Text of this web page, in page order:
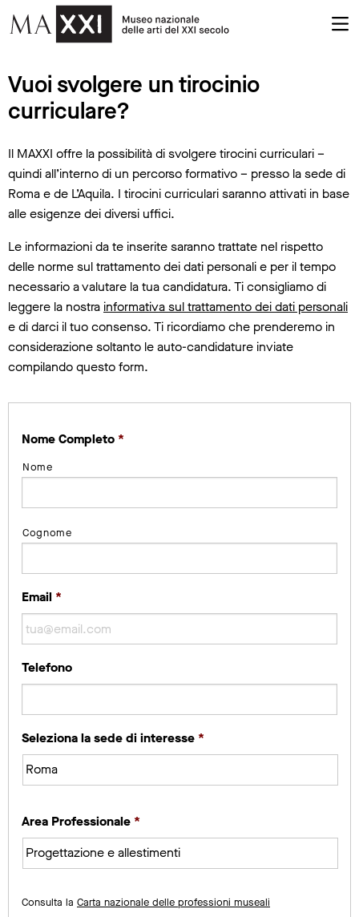
Vuoi svolgere un tirocinio
curriculare?
Il MAXXI offre la possibilità di svolgere tirocini curriculari –
quindi all’interno di un percorso formativo – presso la sede di
Roma e de L’Aquila. I tirocini curriculari saranno attivati in base
alle esigenze dei diversi uffici.
Le informazioni da te inserite saranno trattate nel rispetto
delle norme sul trattamento dei dati personali e per il tempo
necessario a valutare la tua candidatura. Ti consigliamo di
leggere la nostra informativa sul trattamento dei dati personali
e di darci il tuo consenso. Ti ricordiamo che prenderemo in
considerazione soltanto le auto-candidature inviate
compilando questo form.
Nome Completo *
Nome
Cognome
Email *
Telefono
Seleziona la sede di interesse *
Area Professionale *
Consulta la Carta nazionale delle professioni museali